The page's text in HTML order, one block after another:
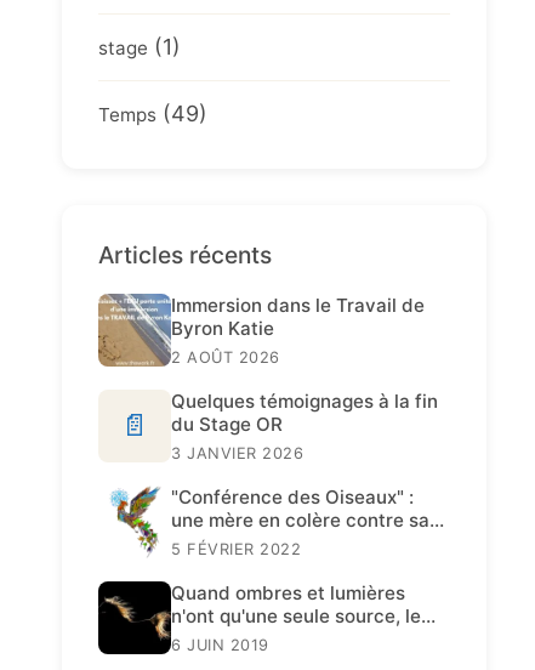
stage (1)
Temps (49)
Articles récents
Immersion dans le Travail de
Byron Katie
2 AOÛT 2026
📄
Quelques témoignages à la fin
du Stage OR
3 JANVIER 2026
"Conférence des Oiseaux" :
une mère en colère contre sa
fille
5 FÉVRIER 2022
Quand ombres et lumières
n'ont qu'une seule source, le
Travail de Katie est présent.
6 JUIN 2019